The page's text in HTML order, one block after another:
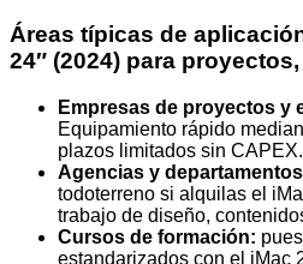
Áreas típicas de
24″ (2024) para
Empresas de proyectos y
Equipamiento rápido
plazos limitados sin CAPEX.
Agencias y
todoterreno si alquilas el
trabajo de diseño,
Cursos de formación:
estandarizados con el iMac